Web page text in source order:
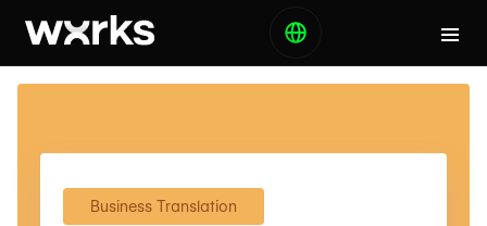
Business Translation